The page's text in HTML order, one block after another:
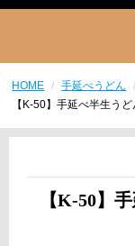
HOME 手延べうどん
【K-50】手延べ半生う
【K-50】